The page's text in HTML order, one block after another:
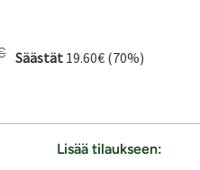
Säästät19.60€ (70%)
Lisää tilaukseen: